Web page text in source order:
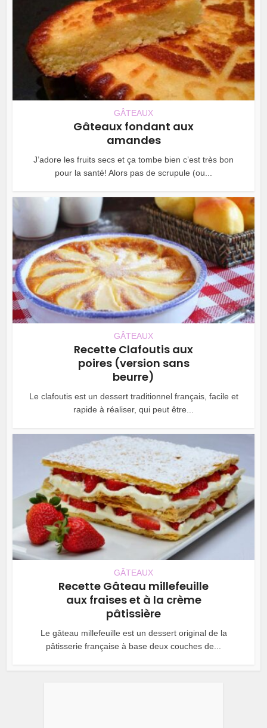
GÂTEAUX
Gâteaux fondant aux
amandes
J’adore les fruits secs et ça tombe bien c’est très bon
pour la santé! Alors pas de scrupule (ou...
GÂTEAUX
Recette Clafoutis aux
poires (version sans
beurre)
Le clafoutis est un dessert traditionnel français, facile et
rapide à réaliser, qui peut être...
GÂTEAUX
Recette Gâteau millefeuille
aux fraises et à la crème
pâtissière
Le gâteau millefeuille est un dessert original de la
pâtisserie française à base deux couches de...